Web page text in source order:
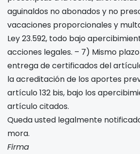
aguinaldos no abonados y no
vacaciones proporcionales y
Ley 23.592, todo bajo
acciones legales. – 7) Mismo
entrega de certificados del
la acreditación de los aportes
artículo 132 bis, bajo los
artículo citados.
Queda usted legalmente
mora.
Firma